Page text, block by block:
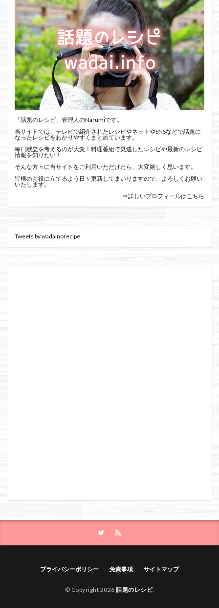
「話題のレシピ」管理人のNarumiです。
当サイトでは、テレビで紹介されたレシピやネットやSNSなどで話題に
なったレシピをわかりやすくまとめています。
毎日献立を考えるのが大変！料理番組で見逃したレシピや最新のレシピ
情報を知りたい！
そんな方々に当サイトをご利用いただけたら、大変嬉しく思います。
皆様のお役に立てるよう日々更新してまいりますので、よろしくお願い
いたします。
⇒詳しいプロフィールはこちら
Tweets by wadainorecipe
プライバシーポリシー 免責事項 サイトマップ
© Copyright 2026 話題のレシピ.